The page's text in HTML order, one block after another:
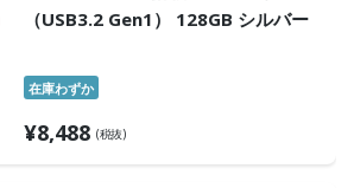
（USB3.2 Gen1） 128GB シルバー
在庫わずか
¥8,488 (税抜)